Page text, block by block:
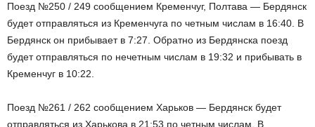
Поезд №250 / 249 сообщением Кременчуг, Полтава — Бердянск
будет отправляться из Кременчуга по четным числам в 16:40. В
Бердянск он прибывает в 7:27. Обратно из Бердянска поезд
будет отправляться по нечетным числам в 19:32 и прибывать в
Кременчуг в 10:22.
Поезд №261 / 262 сообщением Харьков — Бердянск будет
отправляться из Харькова в 21:53 по четным числам. В